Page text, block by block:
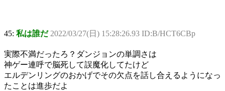
45: 私は誰だ 2022/03/27(日) 15:28:26.93 ID:B/HCT6CBp
実際不満だったろ？ダンジョンの単調さは
神ゲー連呼で脳死して誤魔化してたけど
エルデンリングのおかげでその欠点を話し合えるようになっ
たことは進歩だよ